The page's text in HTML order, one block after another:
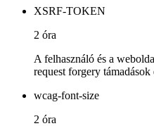
XSRF-TOKEN
2 óra
A felhasználó és a
request forgery támadások
wcag-font-size
2 óra